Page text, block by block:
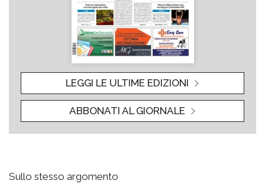
LEGGI LE ULTIME EDIZIONI
ABBONATI AL GIORNALE
Sullo stesso argomento